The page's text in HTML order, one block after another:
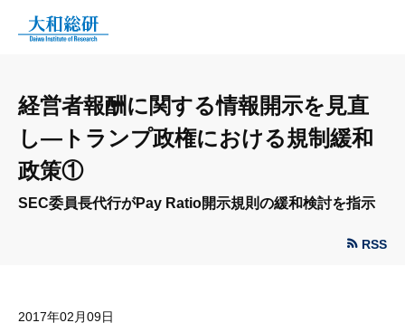
経営者報酬に関する情報開示を見直
し—トランプ政権における規制緩和
政策①
SEC委員長代行がPay Ratio開示規則の緩和検討を指示
RSS
2017年02月09日